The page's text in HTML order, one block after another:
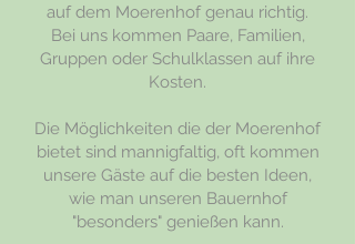
auf dem Moerenhof genau richtig.
Bei uns kommen Paare, Familien,
Gruppen oder Schulklassen auf ihre
Kosten.
Die Möglichkeiten die der Moerenhof
bietet sind mannigfaltig, oft kommen
unsere Gäste auf die besten Ideen,
wie man unseren Bauernhof
"besonders" genießen kann.